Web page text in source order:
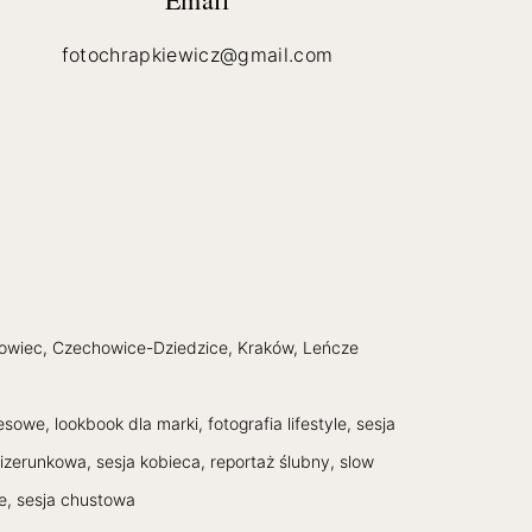
fotochrapkiewicz@gmail.com
Czechowice-Dziedzice, Kraków, Leńcze
lookbook dla marki, fotografia lifestyle, sesja
sesja kobieca, reportaż ślubny, slow
sesja chustowa